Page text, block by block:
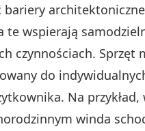
bariery
te wspierają
czynnościach. Sprzęt
do
Na przykład,
winda